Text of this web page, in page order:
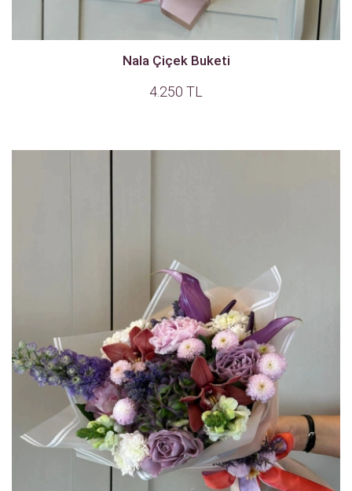
Nala Çiçek Buketi
4.250 TL